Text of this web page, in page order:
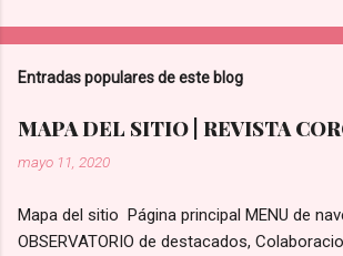
Entradas populares de este blog
MAPA DEL SITIO | REVISTA
mayo 11, 2020
Mapa del sitio Página principal MENU de
OBSERVATORIO de destacados,